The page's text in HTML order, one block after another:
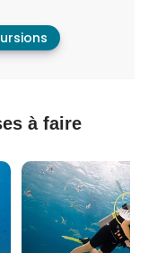
à faire
Sous-
marine
à
Maurice